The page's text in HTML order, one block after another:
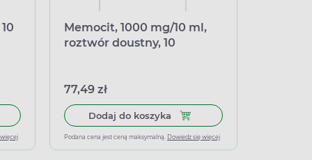
miękkich
koszyka Proaxon 1000 mg/10 ml, 10 saszetek po 10 ml
Memocit, 1000 mg/10 ml,
roztwór doustny, 10
77,49 zł
Dodaj do koszyka Dodaj do koszyka Memocit,
Podana cena jest ceną maksymalną. Dowiedz się więcej